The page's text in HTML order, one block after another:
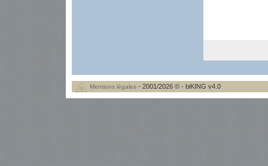
Mentions légales - 2001/2026 © - biKING v4.0